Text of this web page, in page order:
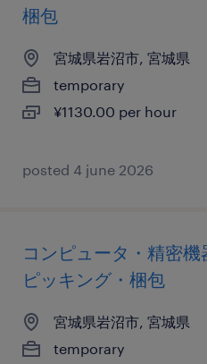
梱包
宮城県岩沼市, 宮城県
temporary
¥1130.00 per hour
posted 4 june 2026
コンピュータ・精密機
ピッキング・梱包
宮城県岩沼市, 宮城県
temporary